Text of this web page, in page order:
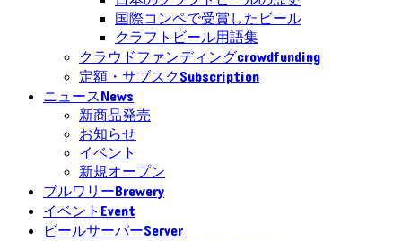
国際コンペで受賞したビール
クラフトビール用語集
クラウドファンディングcrowdfunding
定額・サブスクSubscription
ニュースNews
新商品発売
お知らせ
イベント
新規オープン
ブルワリーBrewery
イベント Event
ビールサーバーServer